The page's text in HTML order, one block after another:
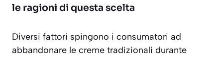
le ragioni di questa scelta
Diversi fattori spingono i consumatori ad
abbandonare le creme tradizionali durante